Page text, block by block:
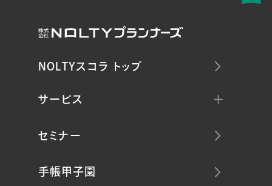
NOLTYスコラ トップ
サービス
セミナー
手帳甲子園